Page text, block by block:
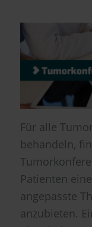
Für alle
behandeln,
Patienten
angepasste
anzubieten.